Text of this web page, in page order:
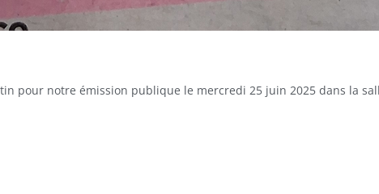
pour notre émission publique le mercredi 25 juin 2025 dans la